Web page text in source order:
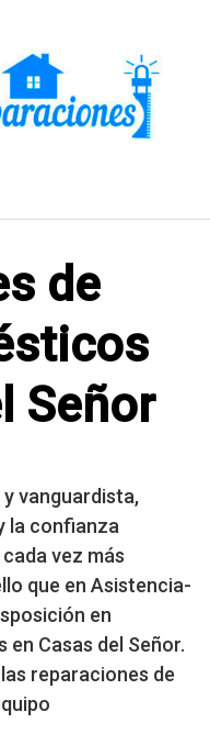
de
Señor
vanguardista,
la confianza
vez más
que en Asistencia-
en
Casas del Señor.
reparaciones de